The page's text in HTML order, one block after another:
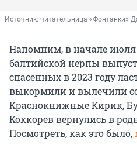
Источник: читательница «Фонтанки»
Напомним, в начале июля
балтийской нерпы
спасенных в 2023 году
выкормили и вылечили
Краснокнижные Кирик,
Коккорев вернулись в
Посмотреть, как это было,